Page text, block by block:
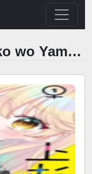
Uesugi-kun wa Onnanoko wo Yametai